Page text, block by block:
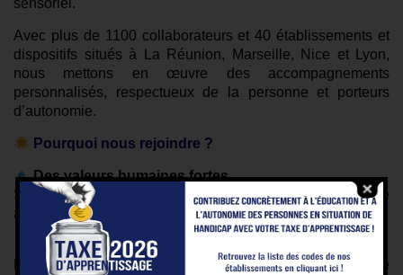
sensoriel.
Avec plus de 1100 collaborateurs et 40 établissements et
dispositifs situés à La Réunion, Marseille, Nice et Lyon,
nous mettons en œuvre des accompagnements
personnalisés, respectueux de la personne et porteurs
d’autonomie.
Pourquoi nous rejoindre ?
Des valeurs humaines fortes
Solidarité, respect, équité et autonomie guident notre
action quotidienne.
Un projet associatif mobilisateur
Notre projet stratégique CAP ASSO 2023-2029 mobilise